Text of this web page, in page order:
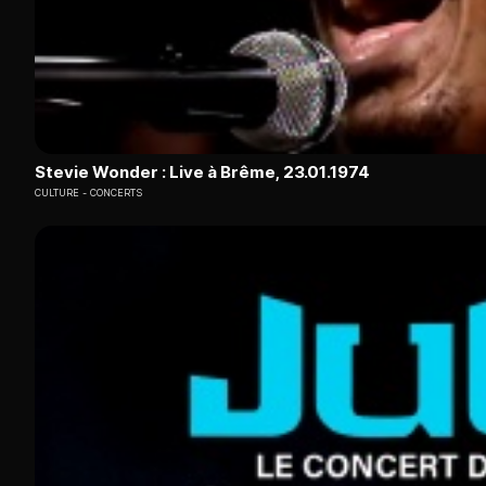
Stevie Wonder : Live à Brême, 23.01.1974
CULTURE CONCERTS